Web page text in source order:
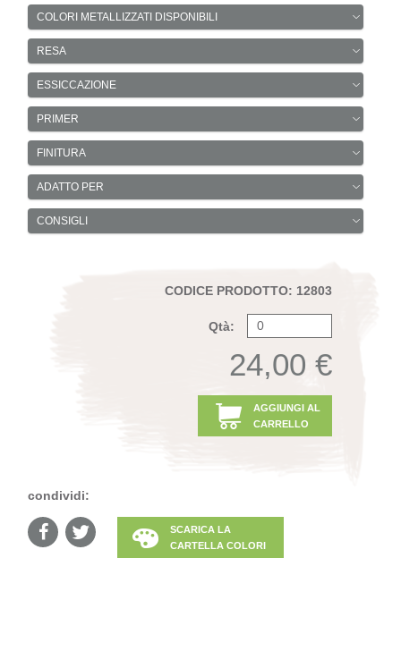
COLORI METALLIZZATI DISPONIBILI
RESA
ESSICCAZIONE
PRIMER
FINITURA
ADATTO PER
CONSIGLI
CODICE PRODOTTO: 12803
Qtà:
24,00 €
AGGIUNGI AL
CARRELLO
condividi:
SCARICA LA
CARTELLA COLORI